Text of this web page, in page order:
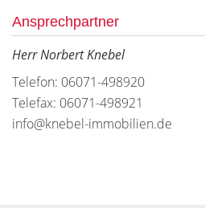
Ansprechpartner
Herr Norbert Knebel
Telefon: 06071-498920
Telefax: 06071-498921
info@knebel-immobilien.de